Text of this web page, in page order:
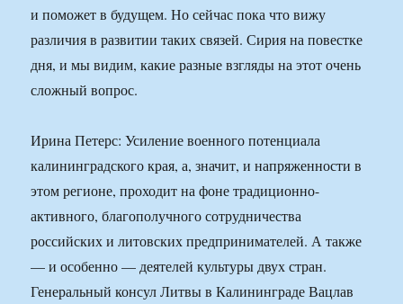
и поможет в будущем. Но сейчас пока что вижу
различия в развитии таких связей. Сирия на повестке
дня, и мы видим, какие разные взгляды на этот очень
сложный вопрос.
Ирина Петерс: Усиление военного потенциала
калининградского края, а, значит, и напряженности в
этом регионе, проходит на фоне традиционно-
активного, благополучного сотрудничества
российских и литовских предпринимателей. А также
— и особенно — деятелей культуры двух стран.
Генеральный консул Литвы в Калининграде Вацлав